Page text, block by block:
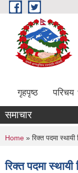
Skip to main content
गृहपृष्ठ परिचय
समाचार
You are
Home » रिक्त पदमा
रिक्त पदमा